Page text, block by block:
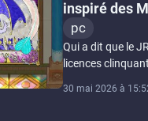
inspiré des
pc
Qui a dit que le
licences
30 mai 2026 à